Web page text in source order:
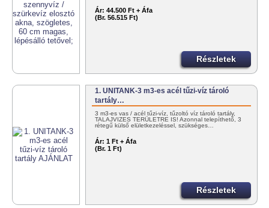
Ár: 44.500 Ft + Áfa
(Br. 56.515 Ft)
Részletek
1. UNITANK-3 m3-es acél tűzi-víz tároló
tartály…
3 m3-es vas / acél tűzi-víz, tűzoltó víz tároló tartály,
TALAJVIZES TERÜLETRE IS! Azonnal telepíthető, 3
rétegű külső elületkezeléssel, szükséges…
Ár: 1 Ft + Áfa
(Br. 1 Ft)
Részletek